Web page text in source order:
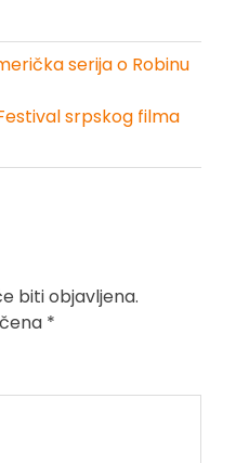
serija o Robinu
srpskog filma
biti objavljena.
*